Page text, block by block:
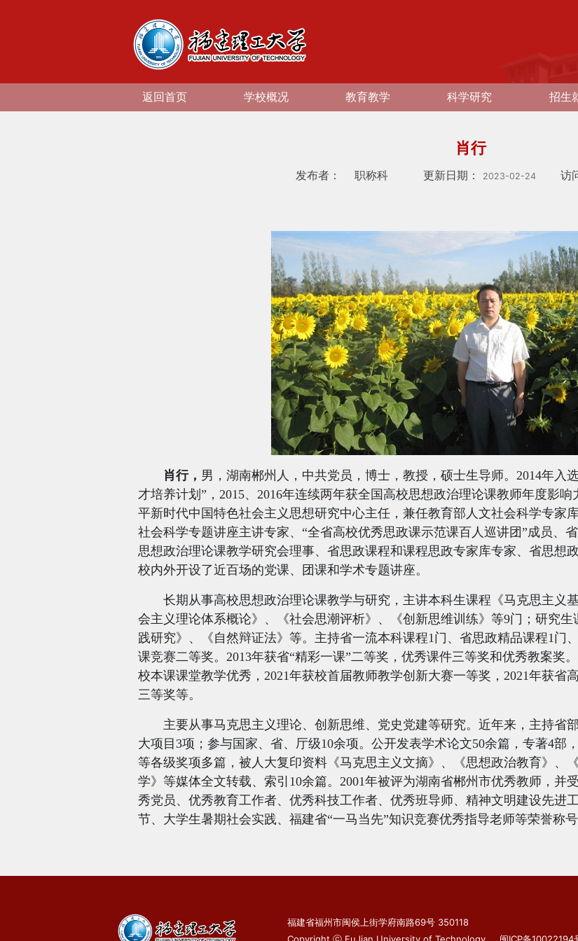
返回首页 学校概况 教育教学 科学研究 招生
肖行
发布者： 职称科 更新日期： 2023-02-24 访
肖行， 男，湖南郴州人，中共党员，博士，教授，硕士生导师。 2014年入
才培养计划”， 2015、 2016年连续两年获全国高校思想政治理论课教师年度影
平新时代中国特色社会主义思想研究中心主任，兼任教育部人文社会科学专家
社会科学专题讲座主讲专家、“全省高校优秀思政课示范课百人巡讲团”成员、
思想政治理论课教学研究会理事、省思政课程和课程思政专家库专家、省思想
校内外开设了近百场的党课、团课和学术专题讲座。
长期从事高校思想政治理论课教学与研究，主讲本科生课程《马克思主义
会主义理论体系概论》、《社会思潮评析》、《创新思维训练》等9门；研究生
践研究》、《自然辩证法》等。主持省一流本科课程1门、省思政精品课程1门
课竞赛二等奖。 2013年获省“精彩一课”二等奖，优秀课件三等奖和优秀教案奖。
校本课课堂教学优秀， 2021年获校首届教师教学创新大赛一等奖， 2021年获省
三等奖等。
主要从事马克思主义理论、创新思维、党史党建等研究。近年来，主持省
大项目 3项；参与国家、省、厅级10余项。公开发表学术论文50余篇，专著4部
等各级奖项多篇，被人大复印资料《马克思主义文摘》、《思想政治教育》、
学》等媒体全文转载、索引 10余篇。 2001年被评为湖南省郴州市优秀教师，并
秀党员、优秀教育工作者、优秀科技工作者、优秀班导师、精神文明建设先进
节、大学生暑期社会实践、福建省“一马当先”知识竞赛优秀指导老师等荣誉称号
福建省福州市闽侯上街学府南路69号 350118